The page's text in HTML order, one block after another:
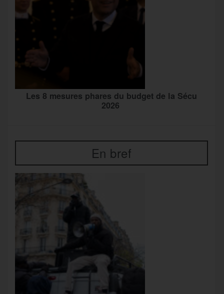
Les 8 mesures phares du budget de la Sécu
2026
En bref